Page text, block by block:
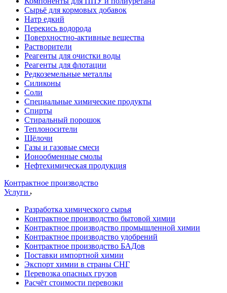
Сырьё для кормовых добавок
Натр едкий
Перекись водорода
Поверхностно-активные вещества
Растворители
Реагенты для очистки воды
Реагенты для флотации
Редкоземельные металлы
Силиконы
Соли
Специальные химические продукты
Спирты
Стиральный порошок
Теплоносители
Щёлочи
Газы и газовые смеси
Ионообменные смолы
Нефтехимическая продукция
Контрактное производство
Услуги
Разработка химического сырья
Контрактное производство бытовой химии
Контрактное производство промышленной химии
Контрактное производство удобрений
Контрактное производство БАДов
Поставки импортной химии
Экспорт химии в страны СНГ
Перевозка опасных грузов
Расчёт стоимости перевозки